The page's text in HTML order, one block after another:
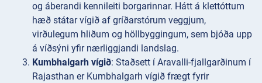
og áberandi kennileiti borgarinnar. Hátt á klettóttum
hæð státar vígið af gríðarstórum veggjum,
virðulegum hliðum og höllbyggingum, sem bjóða upp
á víðsýni yfir nærliggjandi landslag.
Kumbhalgarh vígið: Staðsett í Aravalli-fjallgarðinum í
Rajasthan er Kumbhalgarh vígið frægt fyrir